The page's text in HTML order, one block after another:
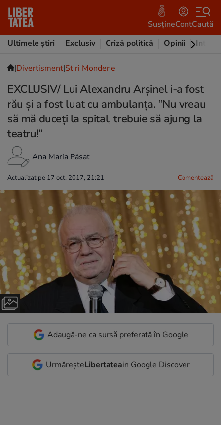
SusțineContCaută
Ultimele știri
Exclusiv Criză politică Opinii
|Divertisment|Stiri Mondene
EXCLUSIV/ Lui Alexandru Arșinel i-a fost
rău și a fost luat cu ambulanța. ”Nu vreau
să mă duceți la spital, trebuie să ajung la
teatru!”
Ana Maria Păsat
Actualizat pe 17 oct. 2017, 21:21 Comentează
Adaugă-ne ca sursă preferată în Google
UrmăreșteLibertateain Google Discover